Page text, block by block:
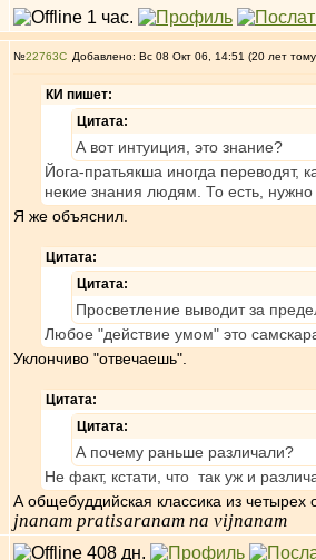
№22763 Добавлено: Вс 08 Окт 06, 14:51 (20 лет
КИ пишет:
Цитата:
А вот интуиция, это знание?
Йога-пратьякша иногда переводят,
некие знания людям. То есть, нужно
Я же объяснил.
Цитата:
Цитата:
Просветление выводит за
Любое "действие умом" это
Уклончиво "отвечаешь".
Цитата:
Цитата:
А почему раньше различали?
Не факт, кстати, что так уж и
А общебуддийская классика из четырех
jnanam pratisaranam na vijnanam